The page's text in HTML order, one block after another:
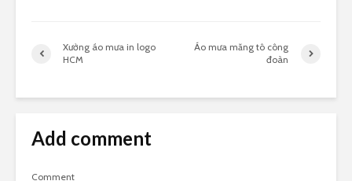
Xưởng áo mưa in logo
HCM
Áo mưa măng tô công
đoàn
Add comment
Comment